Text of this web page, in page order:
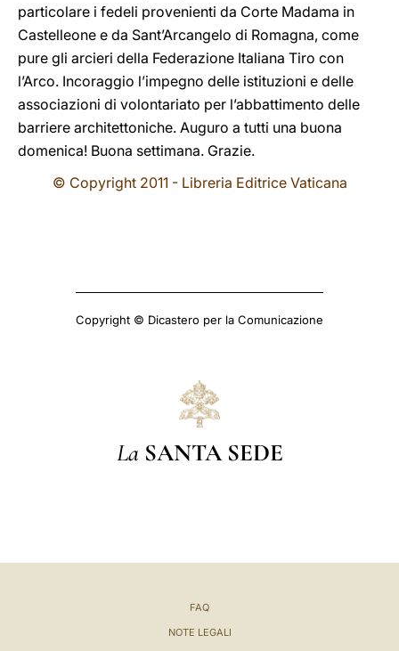
particolare i fedeli provenienti da Corte Madama in
Castelleone e da Sant’Arcangelo di Romagna, come
pure gli arcieri della Federazione Italiana Tiro con
l’Arco. Incoraggio l’impegno delle istituzioni e delle
associazioni di volontariato per l’abbattimento delle
barriere architettoniche. Auguro a tutti una buona
domenica! Buona settimana. Grazie.
© Copyright 2011 - Libreria Editrice Vaticana
Copyright © Dicastero per la Comunicazione
La SANTA SEDE
FAQ
NOTE LEGALI